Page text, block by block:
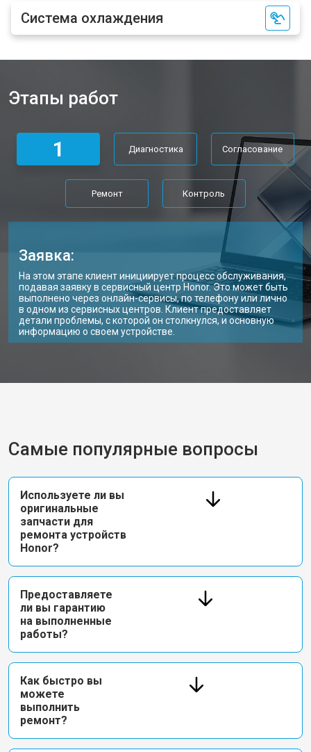
Ремонт петель ноутбука Honor Заказать
Система охлаждения
Этапы работ
1 Диагностика Согласование
Ремонт Контроль
Заявка:
На этом этапе клиент инициирует процесс обслуживания,
подавая заявку в сервисный центр Honor. Это может быть
выполнено через онлайн-сервисы, по телефону или лично
в одном из сервисных центров. Клиент предоставляет
детали проблемы, с которой он столкнулся, и основную
информацию о своем устройстве.
Самые популярные вопросы
Используете ли вы
оригинальные
запчасти для
ремонта устройств
Honor?
Предоставляете
ли вы гарантию
на выполненные
работы?
Как быстро вы
можете
выполнить
ремонт?